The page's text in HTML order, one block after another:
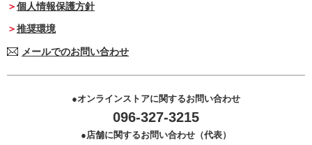
個人情報保護方針
推奨環境
メールでのお問い合わせ
オンラインストアに関するお問い合わせ
096-327-3215
店舗に関するお問い合わせ（代表）